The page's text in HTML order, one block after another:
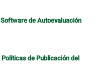
Software de Autoevaluación
Políticas de Publicación del